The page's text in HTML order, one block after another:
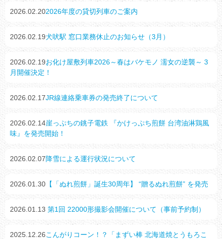
2026.02.202026年度の貸切列車のご案内
2026.02.19犬吠駅 窓口業務休止のお知らせ（3月）
2026.02.19お化け屋敷列車2026～春はバケモノ 濡女の逆襲～ 3
月開催決定！
2026.02.17JR線連絡乗車券の発売終了について
2026.02.14崖っぷちの銚子電鉄 『かけっぷち煎餅 台湾油淋鶏風
味』を発売開始！
2026.02.07降雪による運行状況について
2026.01.30 【「ぬれ煎餅」誕生30周年】 “贈るぬれ煎餅” を発売
2026.01.13 第1回 22000形撮影会開催について（事前予約制）
2025.12.26こんがりコーン！？「まずい棒 北海道焼とうもろこ